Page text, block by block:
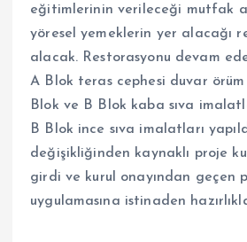
eğitimlerinin verileceği mutfak
yöresel yemeklerin yer alacağı
alacak. Restorasyonu devam
A Blok teras cephesi duvar
Blok ve B Blok kaba sıva
B Blok ince sıva imalatları
değişikliğinden kaynaklı proje
girdi ve kurul onayından geçen
uygulamasına istinaden